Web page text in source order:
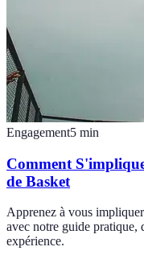
Engagement5 min
Comment
de Basket
Apprenez à vous
avec notre guide pratique,
expérience.